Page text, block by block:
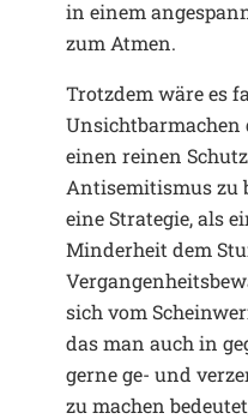
in einem
zum Atmen.
Trotzdem wäre es
Unsichtbarmachen
einen reinen
Antisemitismus zu
eine Strategie, als
Minderheit dem
sich vom
das man auch in
gerne ge- und
zu machen